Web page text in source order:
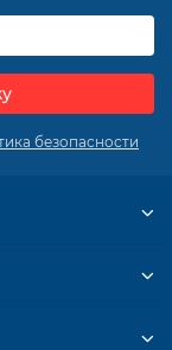
безопасности